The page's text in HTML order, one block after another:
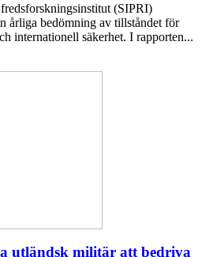
(SIPRI)
årliga bedömning av tillståndet för
internationell säkerhet. I rapporten...
utländsk militär att bedriva